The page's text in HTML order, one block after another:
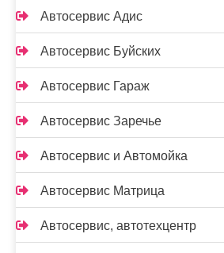
Автосервис Адис
Автосервис Буйских
Автосервис Гараж
Автосервис Заречье
Автосервис и Автомойка
Автосервис Матрица
Автосервис, автотехцентр